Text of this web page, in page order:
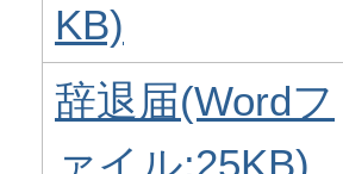
KB)
辞退届(Wordフ
ァイル:25KB)